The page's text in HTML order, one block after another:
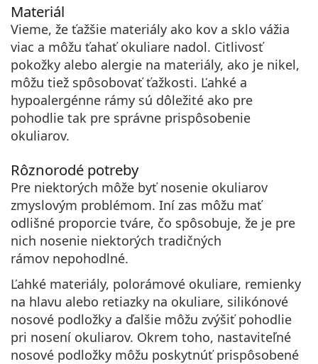
Materiál
Vieme, že ťažšie materiály ako kov a sklo vážia
viac a môžu ťahať okuliare nadol. Citlivosť
pokožky alebo alergie na materiály, ako je nikel,
môžu tiež spôsobovať ťažkosti. Ľahké a
hypoalergénne rámy sú dôležité ako pre
pohodlie tak pre správne prispôsobenie
okuliarov.
Rôznorodé potreby
Pre niektorých môže byť nosenie okuliarov
zmyslovým problémom. Iní zas môžu mať
odlišné proporcie tváre, čo spôsobuje, že je pre
nich nosenie niektorých tradičných
rámov nepohodlné.
Ľahké materiály, polorámové okuliare, remienky
na hlavu alebo retiazky na okuliare, silikónové
nosové podložky a ďalšie môžu zvýšiť pohodlie
pri nosení okuliarov. Okrem toho, nastaviteľné
nosové podložky môžu poskytnúťprispôsobené